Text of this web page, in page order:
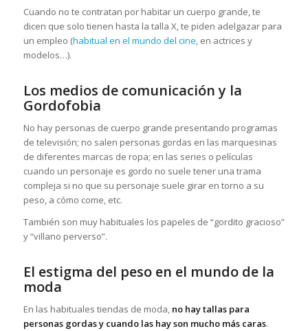
Cuando no te contratan por habitar un cuerpo grande, te
dicen que solo tienen hasta la talla X, te piden adelgazar para
un empleo (habitual en el mundo del cine, en actrices y
modelos…).
Los medios de comunicación y la
Gordofobia
No hay personas de cuerpo grande presentando programas
de televisión; no salen personas gordas en las marquesinas
de diferentes marcas de ropa; en las series o películas
cuando un personaje es gordo no suele tener una trama
compleja si no que su personaje suele girar en torno a su
peso, a cómo come, etc.
También son muy habituales los papeles de “gordito gracioso”
y “villano perverso”.
El estigma del peso en el mundo de la
moda
En las habituales tiendas de moda, no hay tallas para
personas gordas y cuando las hay son mucho más caras.